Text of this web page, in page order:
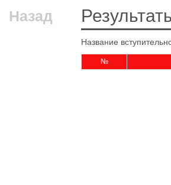
Назад
Название
№